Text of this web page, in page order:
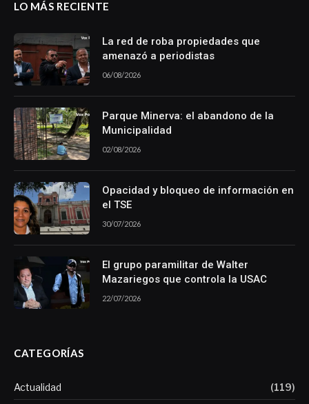
LO MÁS RECIENTE
La red de roba propiedades que
amenazó a periodistas
06/08/2026
Parque Minerva: el abandono de la
Municipalidad
02/08/2026
Opacidad y bloqueo de información en
el TSE
30/07/2026
El grupo paramilitar de Walter
Mazariegos que controla la USAC
22/07/2026
CATEGORÍAS
Actualidad (119)